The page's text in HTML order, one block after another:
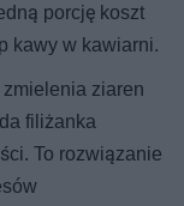
porcję koszt
kawy w kawiarni.
ziaren
filiżanka
To rozwiązanie